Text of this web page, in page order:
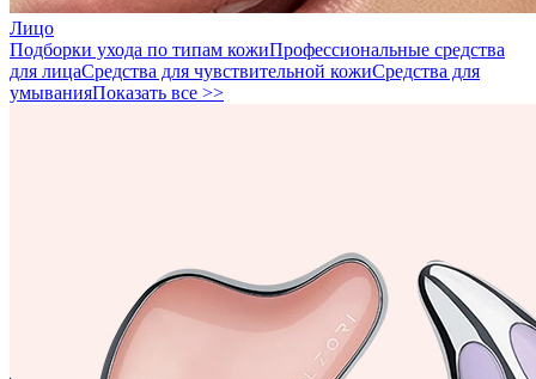
Лицо
Подборки ухода по типам кожиПрофессиональные средства
для лицаСредства для чувствительной кожиСредства для
умыванияПоказать все >>